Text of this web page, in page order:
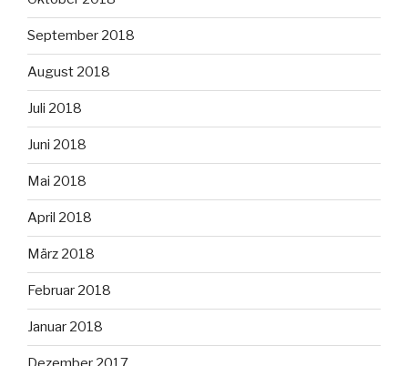
September 2018
August 2018
Juli 2018
Juni 2018
Mai 2018
April 2018
März 2018
Februar 2018
Januar 2018